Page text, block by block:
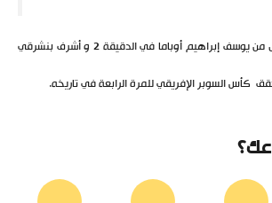
وسجل أهداف الزمالك كل من يوسف إبراهيم أوباما في الدقيقة 2 و أشرف بنشرقي
كأس السوبر الإفريقي للمرة الرابعة في تاريخه.